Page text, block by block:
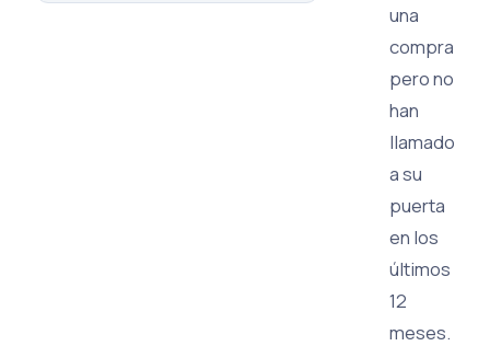
una
compra
pero no
han
llamado
a su
puerta
en los
últimos
12
meses.